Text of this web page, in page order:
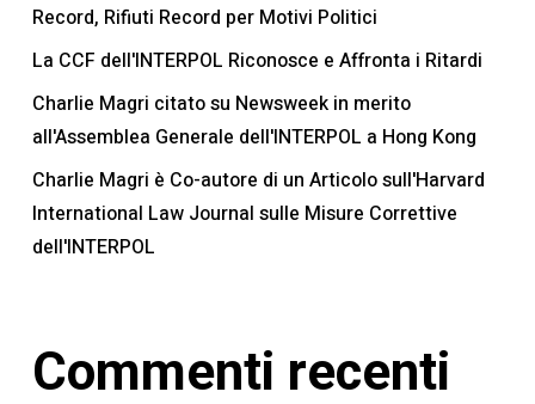
Record, Rifiuti Record per Motivi Politici
La CCF dell'INTERPOL Riconosce e Affronta i Ritardi
Charlie Magri citato su Newsweek in merito
all'Assemblea Generale dell'INTERPOL a Hong Kong
Charlie Magri è Co-autore di un Articolo sull'Harvard
International Law Journal sulle Misure Correttive
dell'INTERPOL
Commenti recenti